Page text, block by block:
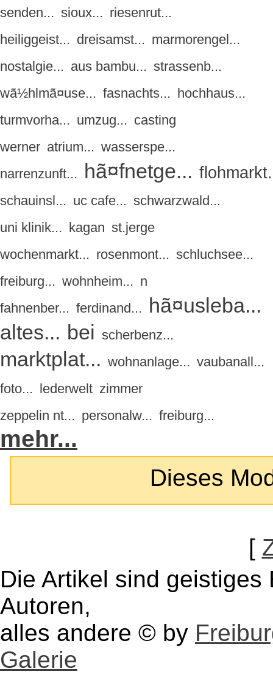
senden... sioux... riesenrut...
heiliggeist... dreisamst... marmorengel...
nostalgie... aus bambu... strassenb...
wã½hlmã¤use... fasnachts... hochhaus...
turmvorha... umzug... casting
werner atrium... wasserspe...
narrenzunft... hã¤fnetge...
schauinsl... uc cafe... schwarzwald...
uni klinik... kagan st.jerge
wochenmarkt... rosenmont... schluchsee...
freiburg... wohnheim... n
fahnenber... ferdinand... hã¤usleba...
altes... bei scherbenz...
marktplat... wohnanlage... vaubanall...
foto... lederwelt zimmer
zeppelin nt... personalw... freiburg...
mehr...
Dieses
[
Die Artikel sind
Autoren,
alles andere © by
Galerie